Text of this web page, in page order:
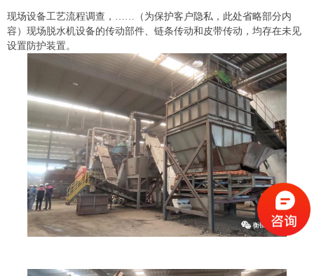
现场设备工艺流程调查，……（为保护客户隐私，此处省略部分内
容）现场脱水机设备的传动部件、链条传动和皮带传动，均存在未见
设置防护装置。